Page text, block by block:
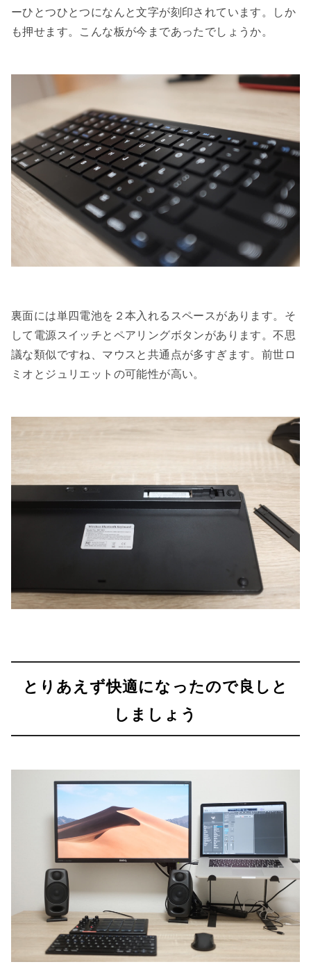
ーひとつひとつになんと文字が刻印されています。しか
も押せます。こんな板が今まであったでしょうか。
裏面には単四電池を２本入れるスペースがあります。そ
して電源スイッチとペアリングボタンがあります。不思
議な類似ですね、マウスと共通点が多すぎます。前世ロ
ミオとジュリエットの可能性が高い。
とりあえず快適になったので良しと
しましょう